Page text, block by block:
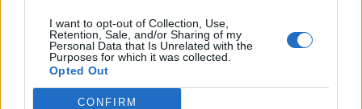
I want to opt-out of Collection, Use,
Retention, Sale, and/or Sharing of my
Personal Data that Is Unrelated with the
Purposes for which it was collected.
Opted Out
CONFIRM